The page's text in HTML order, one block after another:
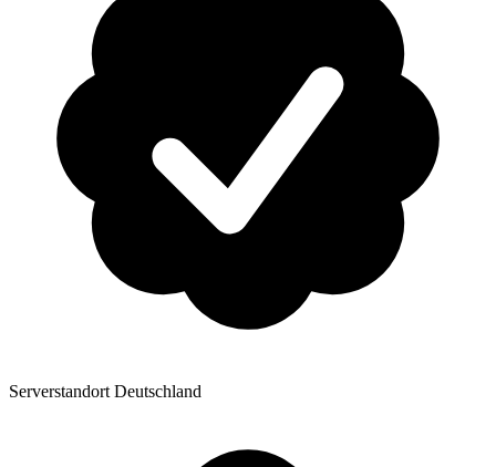
Serverstandort Deutschland